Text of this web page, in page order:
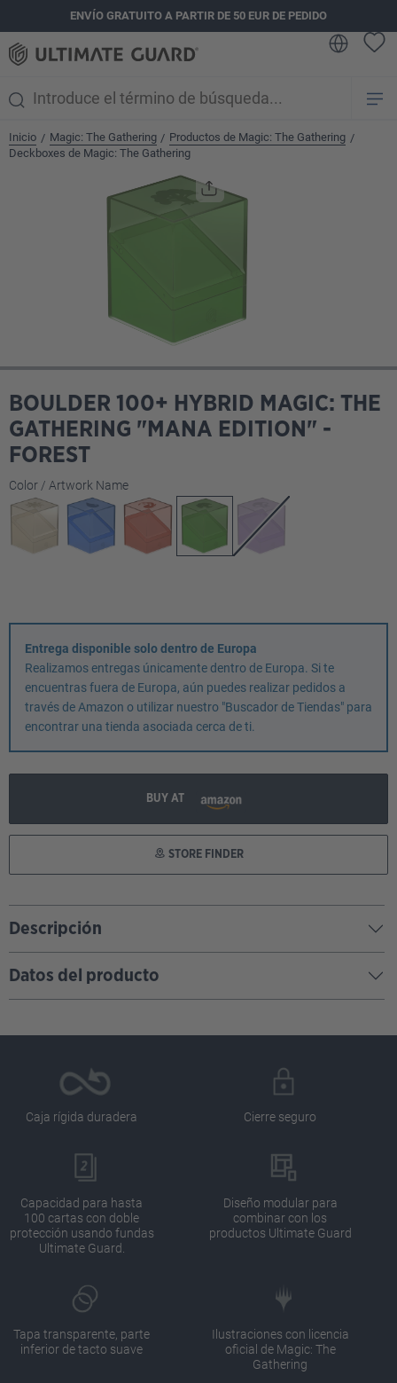
principalENVÍO GRATUITO A PARTIR DE 50 EUR DE PEDIDO
Inicio / Magic: The Gathering / Productos de Magic: The Gathering /
Deckboxes de Magic: The Gathering
BOULDER 100+ HYBRID MAGIC: THE
GATHERING "MANA EDITION" -
FOREST
Seleccione
Color / Artwork Name
Entrega disponible solo dentro de Europa
Realizamos entregas únicamente dentro de Europa. Si te
encuentras fuera de Europa, aún puedes realizar pedidos a
través de Amazon o utilizar nuestro "Buscador de Tiendas" para
encontrar una tienda asociada cerca de ti.
BUY AT
STORE FINDER
Descripción
Datos del producto
Caja rígida duradera Cierre seguro
Capacidad para hasta
100 cartas con doble
protección usando fundas
Ultimate Guard.
Diseño modular para
combinar con los
productos Ultimate Guard
Tapa transparente, parte
inferior de tacto suave
Ilustraciones con licencia
oficial de Magic: The
Gathering